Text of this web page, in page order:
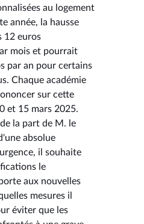
au logement
année, la hausse
12 euros
mois et pourrait
par an pour certains
Chaque académie
sur cette
et 15 mars 2025.
la part de M. le
absolue
il souhaite
le
aux nouvelles
mesures il
éviter que les